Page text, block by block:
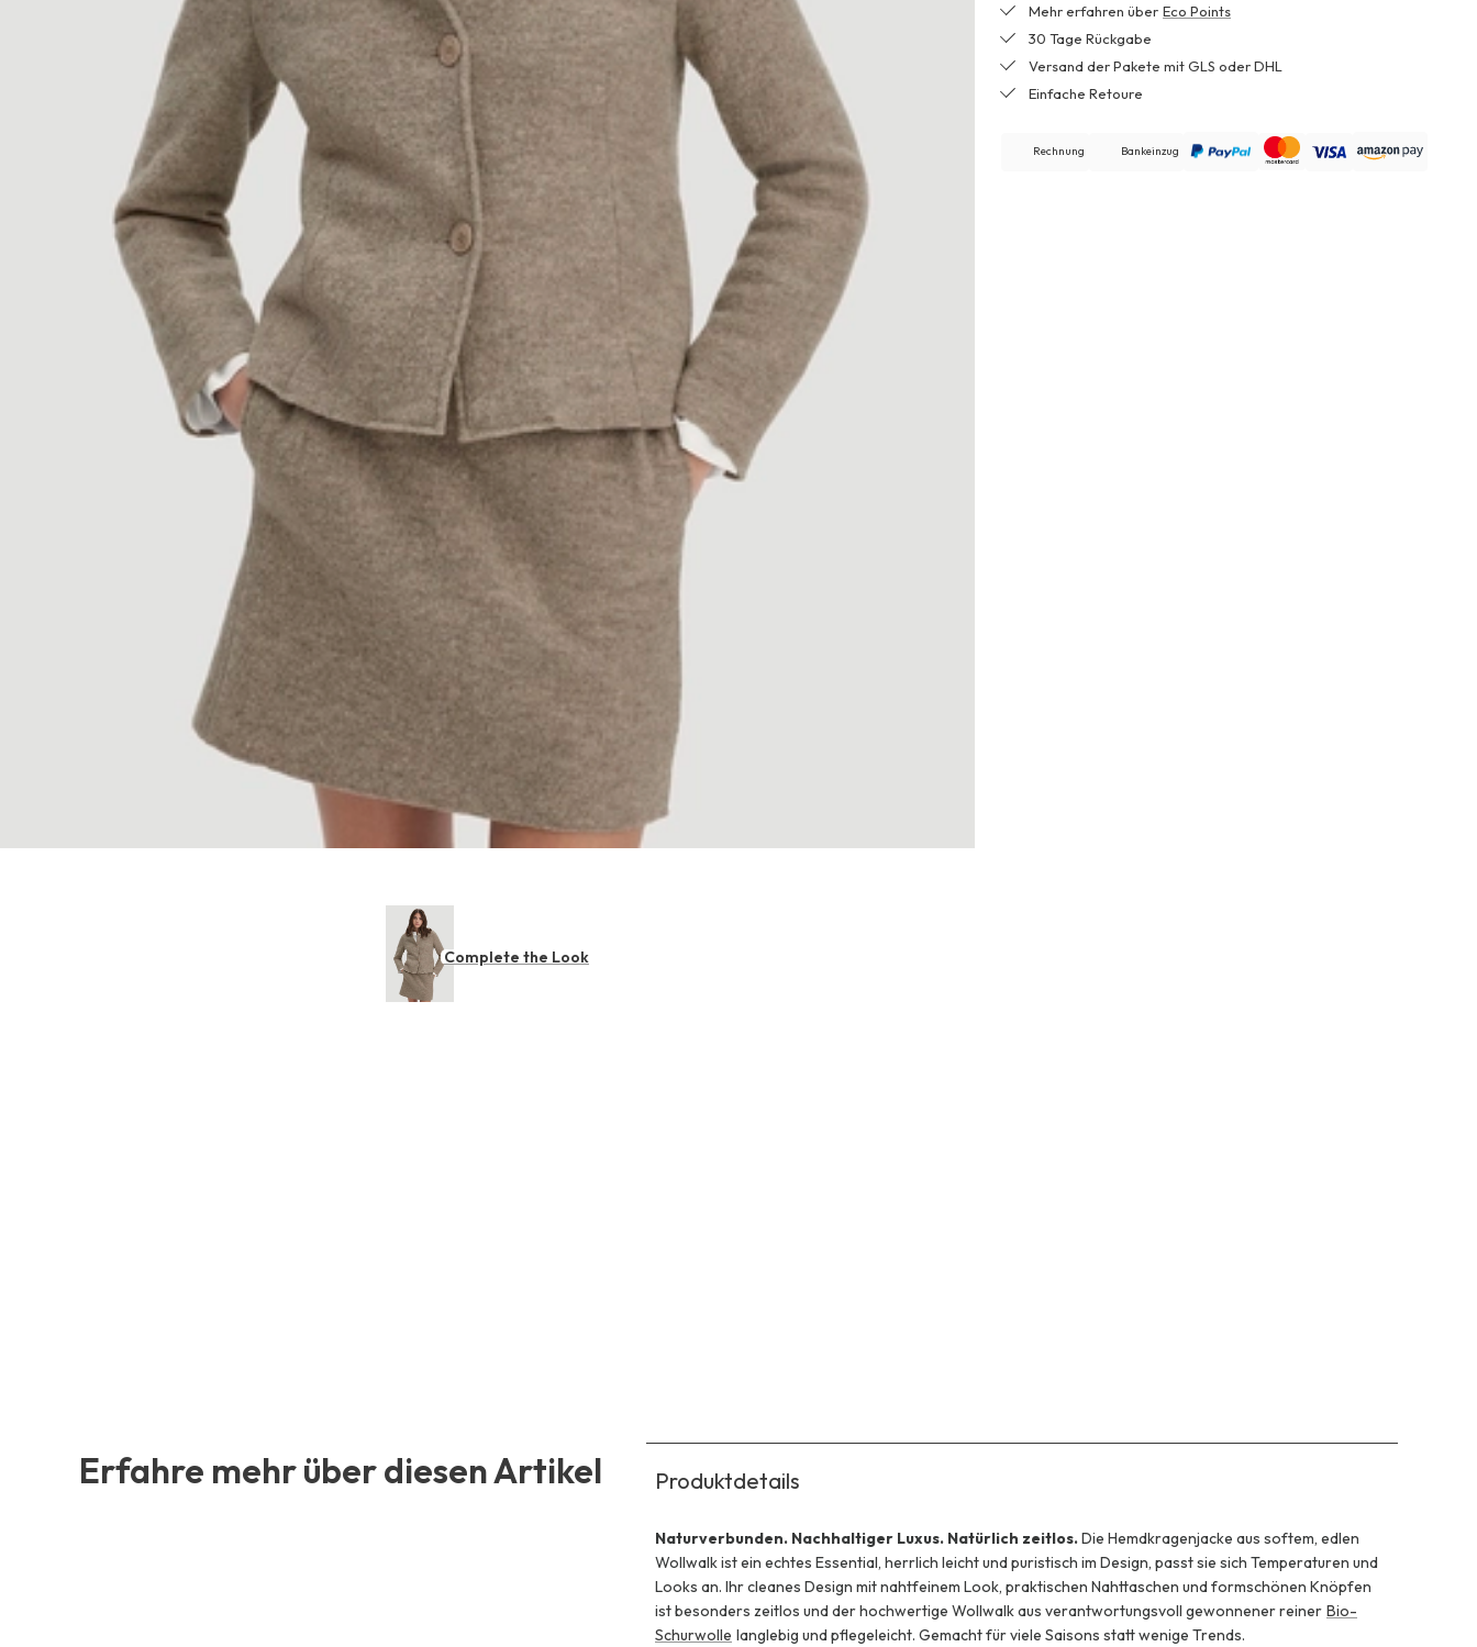
Mehr erfahren über Eco Points
30 Tage Rückgabe
Versand der Pakete mit GLS oder DHL
Einfache Retoure
Rechnung Bankeinzug
Complete the Look
Erfahre mehr über diesen Artikel Produktdetails
Naturverbunden. Nachhaltiger Luxus. Natürlich zeitlos.Die Hemdkragenjacke aus softem, edlen
Wollwalk ist ein echtes Essential, herrlich leicht und puristisch im Design, passt sie sich Temperaturen und
Looks an. Ihr cleanes Design mit nahtfeinem Look, praktischen Nahttaschen und formschönen Knöpfen
ist besonders zeitlos und der hochwertige Wollwalk aus verantwortungsvoll gewonnener reiner Bio-
Schurwolle langlebig und pflegeleicht. Gemacht für viele Saisons statt wenige Trends.